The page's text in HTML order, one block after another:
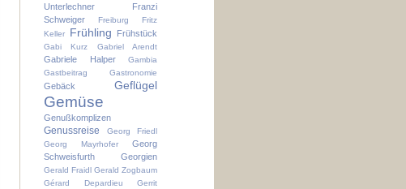
Unterlechner
Franzi
Schweiger
Freiburg
Fritz
Keller
Frühling Frühstück
Gabi Kurz Gabriel Arendt
Gabriele Halper
Gambia
Gastbeitrag
Gastronomie
Gebäck Geflügel
Gemüse
Genußkomplizen
Genussreise
Georg Friedl
Georg Mayrhofer
Georg
Schweisfurth
Georgien
Gerald Fraidl Gerald Zogbaum
Gérard Depardieu
Gerrit